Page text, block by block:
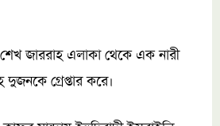
জাররাহ এলাকা থেকে এক নারী
দুজনকে গ্রেপ্তার করে।